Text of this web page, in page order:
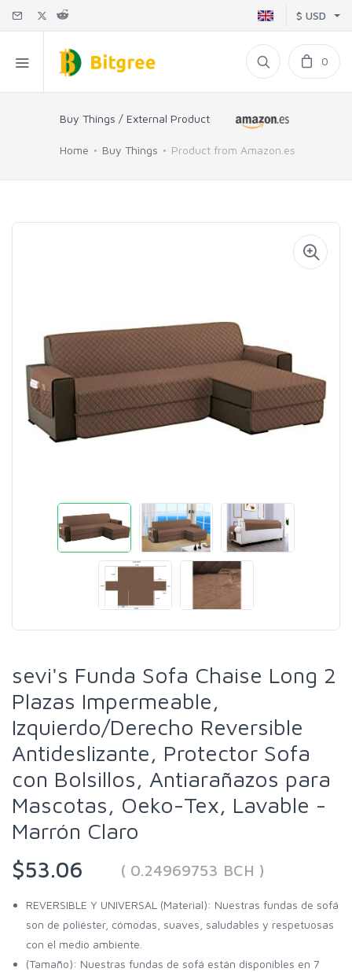
$ USD
0
Buy Things / External Product
Home Buy Things Product from Amazon.es
sevi's Funda Sofa Chaise Long 2
Plazas Impermeable,
Izquierdo/Derecho Reversible
Antideslizante, Protector Sofa
con Bolsillos, Antiarañazos para
Mascotas, Oeko-Tex, Lavable -
Marrón Claro
$53.06
( 0.24969753 BCH )
REVERSIBLE Y UNIVERSAL (Material): Nuestras fundas de sofá
son de poliéster, cómodas, suaves, saludables y respetuosas
con el medio ambiente.
(Tamaño): Nuestras fundas de sofá están disponibles en 7